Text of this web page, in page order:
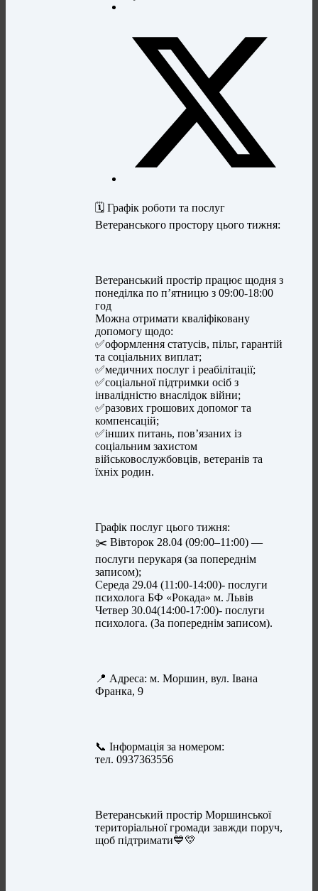
🗓 Графік роботи та послуг
Ветеранського простору цього тижня:
Ветеранський простір працює щодня з
понеділка по п’ятницю з 09:00-18:00
год
Можна отримати кваліфіковану
допомогу щодо:
✅оформлення статусів, пільг, гарантій
та соціальних виплат;
✅медичних послуг і реабілітації;
✅соціальної підтримки осіб з
інвалідністю внаслідок війни;
✅разових грошових допомог та
компенсацій;
✅інших питань, пов’язаних із
соціальним захистом
військовослужбовців, ветеранів та
їхніх родин.
Графік послуг цього тижня:
✂️ Вівторок 28.04 (09:00–11:00) —
послуги перукаря (за попереднім
записом);
Середа 29.04 (11:00-14:00)- послуги
психолога БФ «Рокада» м. Львів
Четвер 30.04(14:00-17:00)- послуги
психолога. (За попереднім записом).
📍 Адреса: м. Моршин, вул. Івана
Франка, 9
📞 Інформація за номером:
тел. 0937363556
Ветеранський простір Моршинської
територіальної громади завжди поруч,
щоб підтримати💙💛